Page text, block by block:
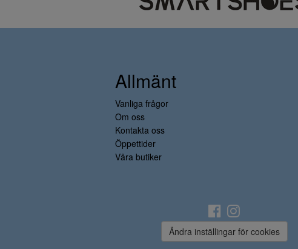
Allmänt
Vanliga frågor
Om oss
Kontakta oss
Öppettider
Våra butiker
Ändra inställingar för cookies